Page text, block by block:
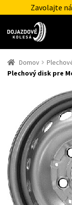
Zavolajte
Domov
Plechový disk pre